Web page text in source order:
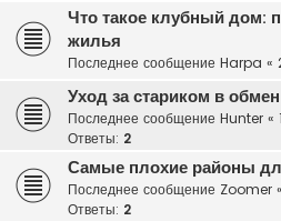
Что такое клубный дом:
жилья
Последнее сообщение Harpa «
Уход за стариком в
Последнее сообщение Hunter «
Ответы: 2
Самые плохие районы
Последнее сообщение Zoomer «
Ответы: 2